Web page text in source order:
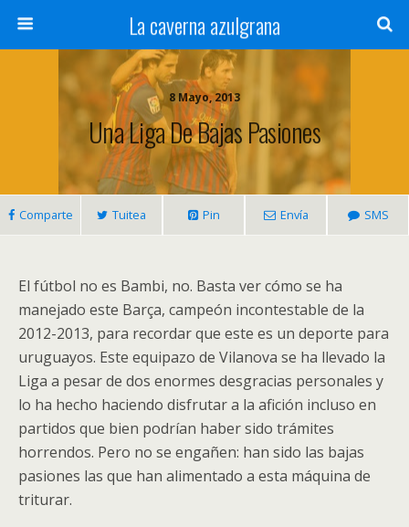
La caverna azulgrana
8 Mayo, 2013
Una Liga De Bajas Pasiones
Comparte Tuitea Pin Envía SMS
El fútbol no es Bambi, no. Basta ver cómo se ha
manejado este Barça, campeón incontestable de la
2012-2013, para recordar que este es un deporte para
uruguayos. Este equipazo de Vilanova se ha llevado la
Liga a pesar de dos enormes desgracias personales y
lo ha hecho haciendo disfrutar a la afición incluso en
partidos que bien podrían haber sido trámites
horrendos. Pero no se engañen: han sido las bajas
pasiones las que han alimentado a esta máquina de
triturar.